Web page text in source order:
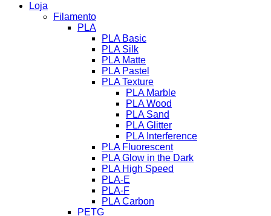
Loja
Filamento
PLA
PLA Basic
PLA Silk
PLA Matte
PLA Pastel
PLA Texture
PLA Marble
PLA Wood
PLA Sand
PLA Glitter
PLA Interference
PLA Fluorescent
PLA Glow in the Dark
PLA High Speed
PLA-E
PLA-F
PLA Carbon
PETG